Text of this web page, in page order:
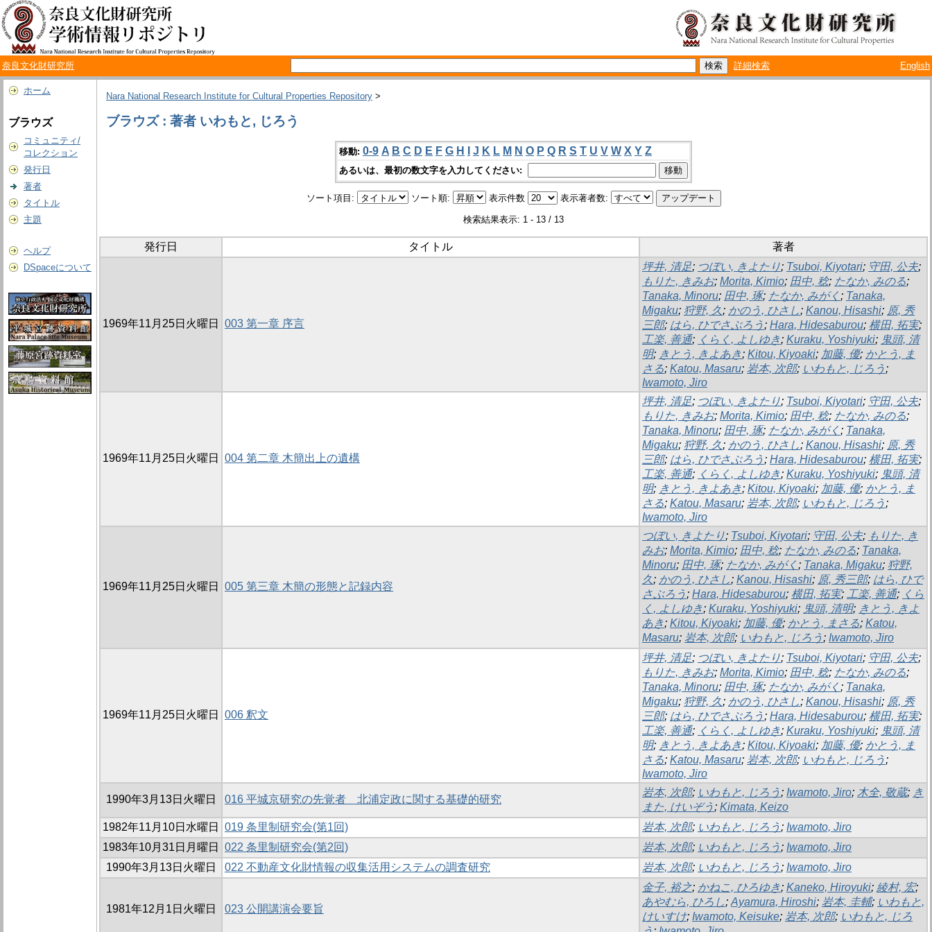
奈良文化財研究所 詳細検索 English
ホーム
ブラウズ
コミュニティ/
コレクション
発行日
著者
タイトル
主題
ヘルプ
DSpaceについて
Nara National Research Institute for Cultural Properties Repository >
ブラウズ : 著者 いわもと, じろう
移動: 0-9 A B C D E F G H J K L M N O P Q R S T U V W X Y Z
あるいは、最初の数文字を入力してください:
ソート項目: ソート順: 表示件数 表示著者数:
検索結果表示: 1 - 13 / 13
発行日 タイトル 著者
1969年11月25日火曜日 003 第一章 序言
坪井, 清足; つぼい, きよたり; Tsuboi, Kiyotari; 守田, 公夫;
もりた, きみお; Morita, Kimio; 田中, 稔; たなか, みのる;
Tanaka, Minoru; 田中, 琢; たなか, みがく ; Tanaka,
Migaku; 狩野, 久; かのう, ひさし; Kanou, Hisashi; 原, 秀
三郎; はら, ひでさぶろう ; Hara, Hidesaburou; 横田, 拓実;
工楽, 善通; くらく, よしゆき; Kuraku, Yoshiyuki; 鬼頭, 清
明; きとう, きよあき; Kitou, Kiyoaki; 加藤, 優; かとう, ま
さる; Katou, Masaru; 岩本, 次郎; いわもと, じろう ;
Iwamoto, Jiro
1969年11月25日火曜日 004 第二章 木簡出上の遺構
坪井, 清足; つぼい, きよたり; Tsuboi, Kiyotari; 守田, 公夫;
もりた, きみお; Morita, Kimio; 田中, 稔; たなか, みのる;
Tanaka, Minoru; 田中, 琢; たなか, みがく ; Tanaka,
Migaku; 狩野, 久; かのう, ひさし; Kanou, Hisashi; 原, 秀
三郎; はら, ひでさぶろう ; Hara, Hidesaburou; 横田, 拓実;
工楽, 善通; くらく, よしゆき; Kuraku, Yoshiyuki; 鬼頭, 清
明; きとう, きよあき; Kitou, Kiyoaki; 加藤, 優; かとう, ま
さる; Katou, Masaru; 岩本, 次郎; いわもと, じろう ;
Iwamoto, Jiro
1969年11月25日火曜日 005 第三章 木簡の形態と記録内容
つぼい, きよたり; Tsuboi, Kiyotari; 守田, 公夫; もりた, き
みお; Morita, Kimio; 田中, 稔; たなか, みのる; Tanaka,
Minoru; 田中, 琢; たなか, みがく ; Tanaka, Migaku; 狩野,
久; かのう, ひさし; Kanou, Hisashi; 原, 秀三郎; はら, ひで
さぶろう ; Hara, Hidesaburou; 横田, 拓実; 工楽, 善通; くら
く, よしゆき; Kuraku, Yoshiyuki; 鬼頭, 清明; きとう, きよ
あき; Kitou, Kiyoaki; 加藤, 優; かとう, まさる; Katou,
Masaru; 岩本, 次郎; いわもと, じろう ; Iwamoto, Jiro
1969年11月25日火曜日 006 釈文
坪井, 清足; つぼい, きよたり; Tsuboi, Kiyotari; 守田, 公夫;
もりた, きみお; Morita, Kimio; 田中, 稔; たなか, みのる;
Tanaka, Minoru; 田中, 琢; たなか, みがく ; Tanaka,
Migaku; 狩野, 久; かのう, ひさし; Kanou, Hisashi; 原, 秀
三郎; はら, ひでさぶろう ; Hara, Hidesaburou; 横田, 拓実;
工楽, 善通; くらく, よしゆき; Kuraku, Yoshiyuki; 鬼頭, 清
明; きとう, きよあき; Kitou, Kiyoaki; 加藤, 優; かとう, ま
さる; Katou, Masaru; 岩本, 次郎; いわもと, じろう ;
Iwamoto, Jiro
1990年3月13日火曜日 016 平城京研究の先覚者 北浦定政に関する基礎的研究
岩本, 次郎; いわもと, じろう ; Iwamoto, Jiro; 木全, 敬蔵; き
また, けいぞう ; Kimata, Keizo
1982年11月10日水曜日
019 条里制研究会(第1回) 岩本, 次郎; いわもと, じろう ; Iwamoto, Jiro
1983年10月31日月曜日
022 条里制研究会(第2回) 岩本, 次郎; いわもと, じろう ; Iwamoto, Jiro
1990年3月13日火曜日
022 不動産文化財情報の収集活用システムの調査研究 岩本, 次郎; いわもと, じろう ; Iwamoto, Jiro
1981年12月1日火曜日 023 公開講演会要旨
金子, 裕之; かねこ, ひろゆき; Kaneko, Hiroyuki; 綾村, 宏;
あやむら, ひろし; Ayamura, Hiroshi; 岩本, 圭輔; いわもと,
けいすけ; Iwamoto, Keisuke; 岩本, 次郎; いわもと, じろ